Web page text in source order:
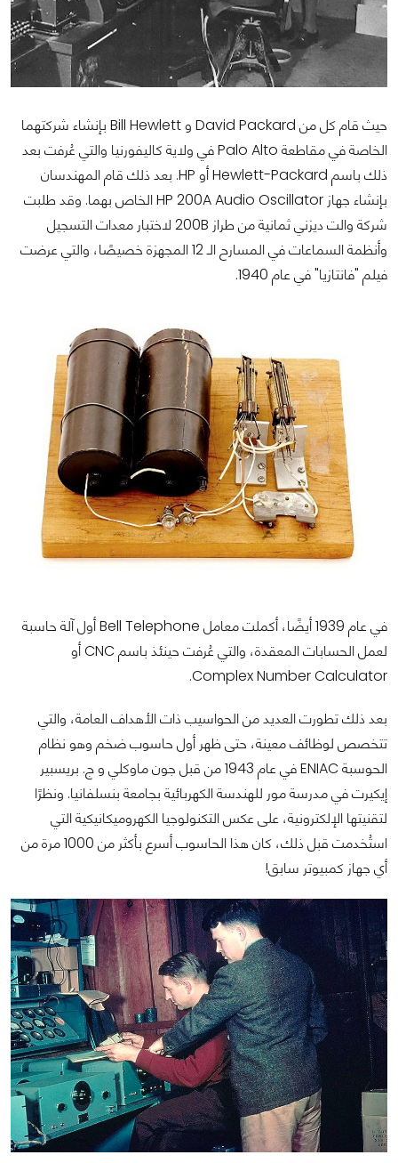
حيث قام كل من David Packard و Bill Hewlett بإنشاء شركتهما
الخاصة في مقاطعة Palo Alto في ولاية كاليفورنيا والتي عُرفت بعد
ذلك باسم Hewlett-Packard أو HP. بعد ذلك قام المهندسان
بإنشاء جهاز HP 200A Audio Oscillator الخاص بهما. وقد طلبت
شركة والت ديزني ثمانية من طراز 200B لاختبار معدات التسجيل
وأنظمة السماعات في المسارح الـ 12 المجهزة خصيصًا، والتي عرضت
فيلم "فانتازيا" في عام 1940.
في عام 1939 أيضًا، أكملت معامل Bell Telephone أول آلة حاسبة
لعمل الحسابات المعقدة، والتي عُرفت حينئذ باسم CNC أو
Complex Number Calculator.
بعد ذلك تطورت العديد من الحواسيب ذات الأهداف العامة، والتي
تتخصص لوظائف معينة، حتى ظهر أول حاسوب ضخم وهو نظام
الحوسبة ENIAC في عام 1943 من قبل جون ماوكلي و ج. بريسبير
إيكيرت في مدرسة مور للهندسة الكهربائية بجامعة بنسلفانيا. ونظرًا
لتقنيتها الإلكترونية، على عكس التكنولوجيا الكهروميكانيكية التي
استُخدمت قبل ذلك، كان هذا الحاسوب أسرع بأكثر من 1000 مرة من
أي جهاز كمبيوتر سابق!